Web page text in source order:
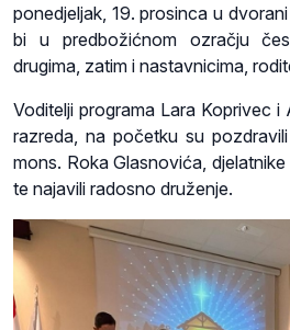
ponedjeljak, 19. prosinca u
bi u predbožićnom ozračju
drugima, zatim i nastavnicima,
Voditelji programa Lara Koprivec
razreda, na početku su
mons. Roka Glasnovića,
te najavili radosno druženje.